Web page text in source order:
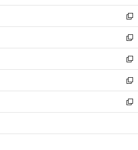
開
く
ウ
で
開
く
ン
ド
ウ
で
開
く
ウ
ィ
ン
ド
ウ
で
開
く
新
し
い
ウ
ィ
ン
ド
ウ
で
開
新
し
い
ウ
ィ
ン
ド
ウ
開
新
し
い
ウ
ィ
ン
ウ
新
し
い
ウ
ン
新
し
ウ